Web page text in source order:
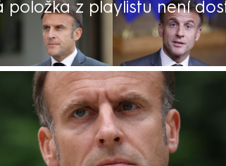
položka z playlistu není
a vůdčím členem Evropské unie,
voleb opustit. Tvrdí